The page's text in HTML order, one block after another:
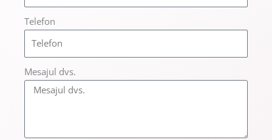
Telefon
Mesajul dvs.